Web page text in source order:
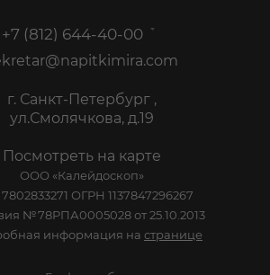
+7 (812) 644-40-00
г. Санкт-Петербург ,
ул.Смолячкова, д.19
Посмотреть на карте
ООО «Калейдоскоп»
ОГРН 1137847296267
№78РПА0005028 от 25.10.2013
информация на странице